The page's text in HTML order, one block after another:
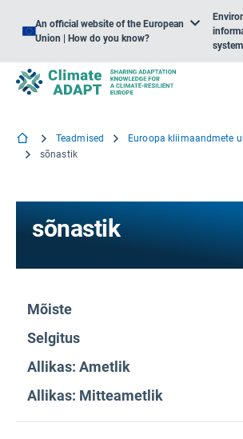
An official website of the European
Union | How do you know?
Teadmised
sõnastik
sõnastik
Mõiste
Selgitus
Allikas: Ametlik
Allikas: Mitteametlik